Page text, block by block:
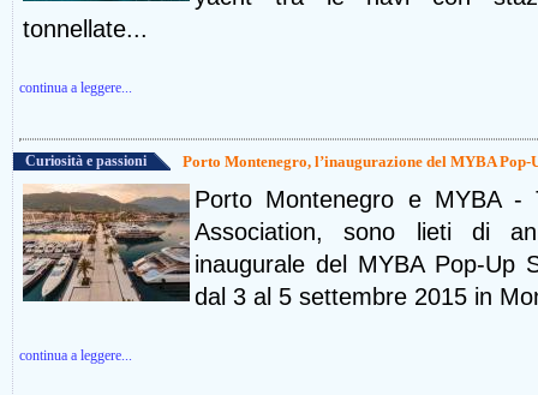
tonnellate...
continua a leggere...
Curiosità e passioni Porto Montenegro, l’inaugurazione del MYBA Pop-
Porto Montenegro e MYBA -
Association, sono lieti di
inaugurale del MYBA Pop-Up
dal 3 al 5 settembre 2015 in
continua a leggere...